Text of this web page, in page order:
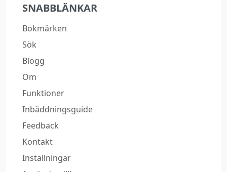
SNABBLÄNKAR
Bokmärken
Sök
Blogg
Om
Funktioner
Inbäddningsguide
Feedback
Kontakt
Inställningar